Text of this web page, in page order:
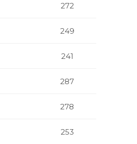
272
249
241
287
278
253